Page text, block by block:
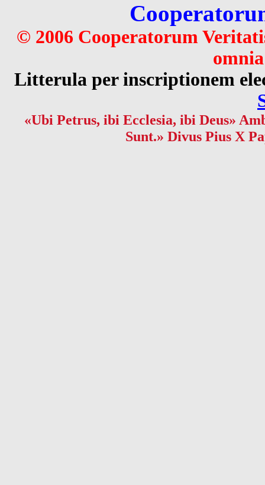
© 2006 Cooperatorum
Litterula per inscriptionem
«Ubi Petrus, ibi Ecclesia, ibi Deus»
Sunt.» Divus Pius X